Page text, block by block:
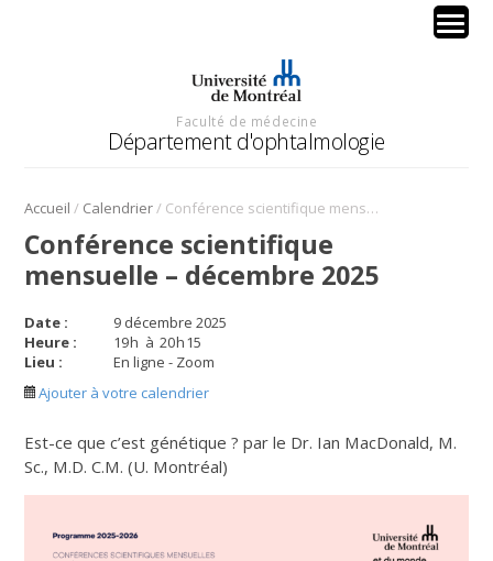
Faculté de médecine
Département d'ophtalmologie
Accueil / Calendrier/ Conférence scientifique mensuelle – décembre 2025
Conférence scientifique
mensuelle – décembre 2025
Date :
9 décembre 2025
Heure :
19h à 20h15
Lieu :
En ligne - Zoom
Ajouter à votre calendrier
Est-ce que c’est génétique ?par le Dr. Ian MacDonald, M.
Sc., M.D. C.M. (U. Montréal)